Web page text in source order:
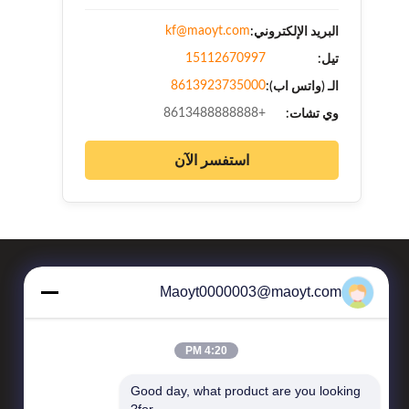
البريد الإلكتروني:kf@maoyt.com
تيل: 15112670997
الـ (واتس اب):8613923735000
وي تشات: +8613488888888
استفسر الآن
Maoyt0000003@maoyt.com
4:20 PM
Good day, what product are you looking